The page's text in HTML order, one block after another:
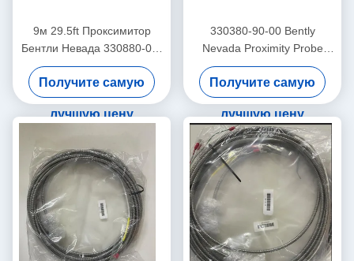
9м 29.5ft Проксимитор
Бентли Невада 330880-00-
0-0-03-02 PROXPAC
Получите самую
лучшую цену
330380-90-00 Bently
Nevada Proximity Probe
3300 XL
высокотемпературный
датчик близости
Получите самую
лучшую цену